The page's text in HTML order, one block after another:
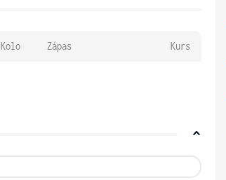
Kolo Zápas Kurs